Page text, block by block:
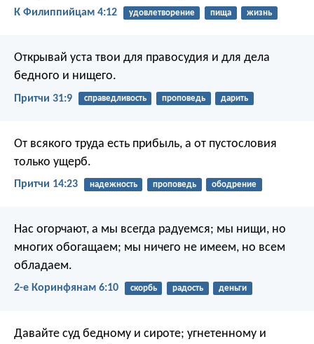
К Филиппийцам 4:12 удовлетворение пища жизнь
Открывай уста твои для правосудия и для дела
бедного и нищего.
Притчи 31:9 справедливость проповедь дарить
От всякого труда есть прибыль, а от пустословия
только ущерб.
Притчи 14:23 надежность проповедь ободрение
Нас огорчают, а мы всегда радуемся; мы нищи, но
многих обогащаем; мы ничего не имеем, но всем
обладаем.
2-е Коринфянам 6:10 скорбь радость деньги
Давайте суд бедному и сироте; угнетенному и